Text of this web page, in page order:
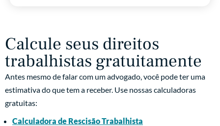
Calcule seus direitos
trabalhistas gratuitamente
Antes mesmo de falar com um advogado, você pode ter uma
estimativa do que tem a receber. Use nossas calculadoras
gratuitas:
Calculadora de Rescisão Trabalhista